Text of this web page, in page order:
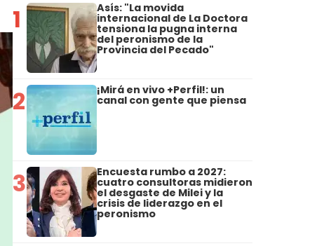
1 Asís: "La movida
internacional de La Doctora
tensiona la pugna interna
del peronismo de la
Provincia del Pecado"
2 ¡Mirá en vivo +Perfil!: un
canal con gente que piensa
3 Encuesta rumbo a 2027:
cuatro consultoras midieron
el desgaste de Milei y la
crisis de liderazgo en el
peronismo